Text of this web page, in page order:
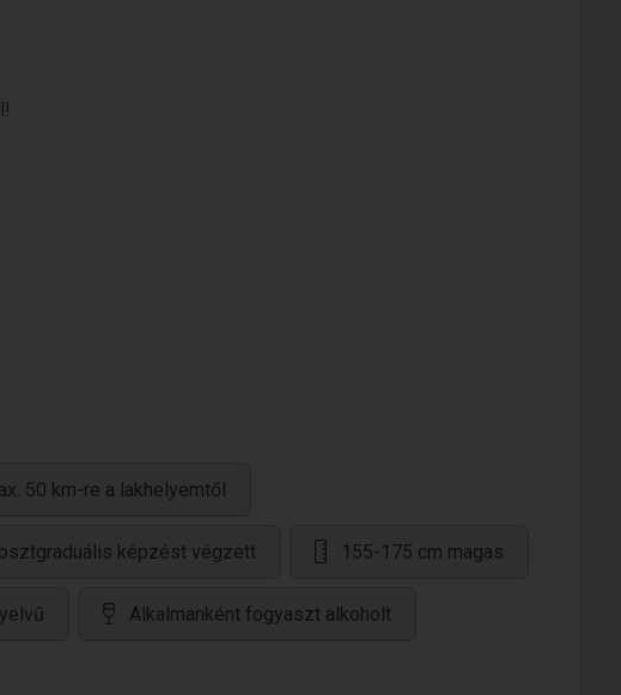
értékeken alapuljon, továbbá, hogy legyenek közös
érdeklődésedet, jelezd felém.
50 km-re a lakhelyemtől
képzést végzett 155-175 cm magas
Alkalmanként fogyaszt alkoholt